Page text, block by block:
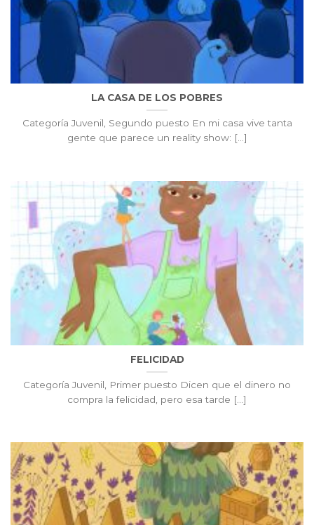
LA CASA DE LOS POBRES
Categoría Juvenil, Segundo puesto En mi casa vive tanta
gente que parece un reality show: [...]
FELICIDAD
Categoría Juvenil, Primer puesto Dicen que el dinero no
compra la felicidad, pero esa tarde [...]